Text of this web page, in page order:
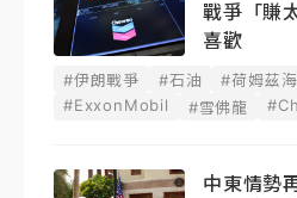
戰爭「賺
喜歡
#伊朗戰爭 #石油 #荷姆茲
#ExxonMobil
#雪佛龍
中東情勢